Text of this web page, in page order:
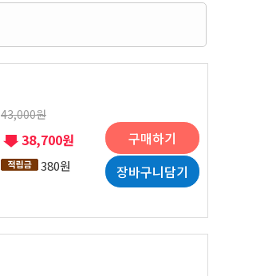
43,000원
38,700원
380원
구매하기
장바구니담기